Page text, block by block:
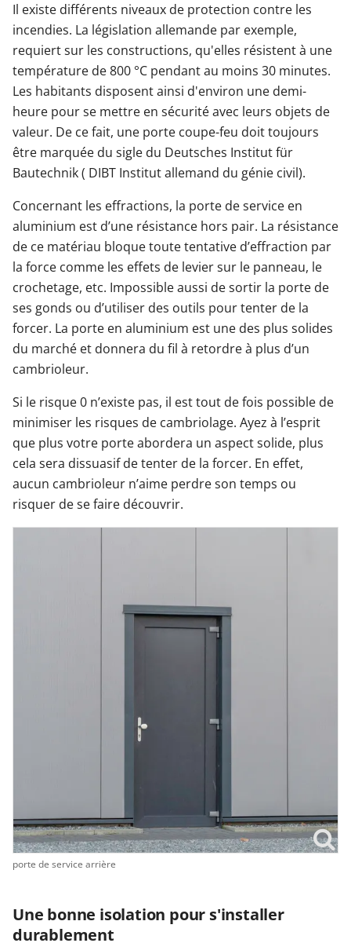
Il existe différents niveaux de protection contre les
incendies. La législation allemande par exemple,
requiert sur les constructions, qu'elles résistent à une
température de 800 °C pendant au moins 30 minutes.
Les habitants disposent ainsi d'environ une demi-
heure pour se mettre en sécurité avec leurs objets de
valeur. De ce fait, une porte coupe-feu doit toujours
être marquée du sigle du Deutsches Institut für
Bautechnik ( DIBT Institut allemand du génie civil).
Concernant les effractions, la porte de service en
aluminium est d’une résistance hors pair. La résistance
de ce matériau bloque toute tentative d’effraction par
la force comme les effets de levier sur le panneau, le
crochetage, etc. Impossible aussi de sortir la porte de
ses gonds ou d’utiliser des outils pour tenter de la
forcer. La porte en aluminium est une des plus solides
du marché et donnera du fil à retordre à plus d’un
cambrioleur.
Si le risque 0 n’existe pas, il est tout de fois possible de
minimiser les risques de cambriolage. Ayez à l’esprit
que plus votre porte abordera un aspect solide, plus
cela sera dissuasif de tenter de la forcer. En effet,
aucun cambrioleur n’aime perdre son temps ou
risquer de se faire découvrir.
porte de service arrière
Une bonne isolation pour s'installer
durablement